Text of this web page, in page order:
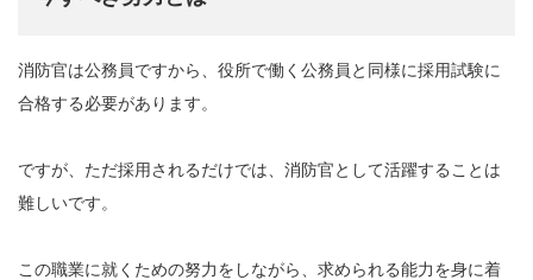
消防官は公務員ですから、役所で働く公務員と同様に採用試験に
合格する必要があります。
ですが、ただ採用されるだけでは、消防官として活躍することは
難しいです。
この職業に就くための努力をしながら、求められる能力を身に着